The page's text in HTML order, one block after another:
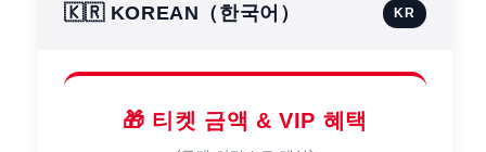
🇰🇷 KOREAN（한국어） KR
🎁 티켓 금액 & VIP 혜택